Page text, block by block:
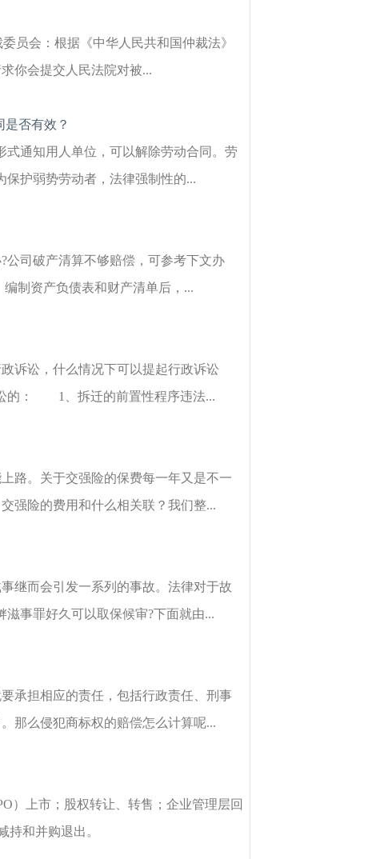
员会：根据《中华人民共和国仲裁法》
你会提交人民法院对被...
否有效？
式通知用人单位，可以解除劳动合同。劳
护弱势劳动者，法律强制性的...
公司破产清算不够赔偿，可参考下文办
制资产负债表和财产清单后，...
讼，什么情况下可以提起行政诉讼
的： 1、拆迁的前置性程序违法...
路。关于交强险的保费每一年又是不一
强险的费用和什么相关联？我们整...
继而会引发一系列的事故。法律对于故
事罪好久可以取保候审?下面就由...
承担相应的责任，包括行政责任、刑事
那么侵犯商标权的赔偿怎么计算呢...
）上市；股权转让、转售；企业管理层回
持和并购退出。